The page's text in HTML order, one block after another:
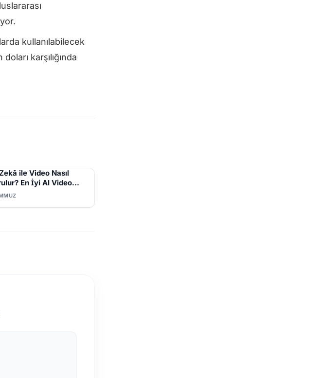
kullanılabilecek
karşılığında
ile Video Nasıl
En İyi AI Video
ve İpuçları Tam Listesi